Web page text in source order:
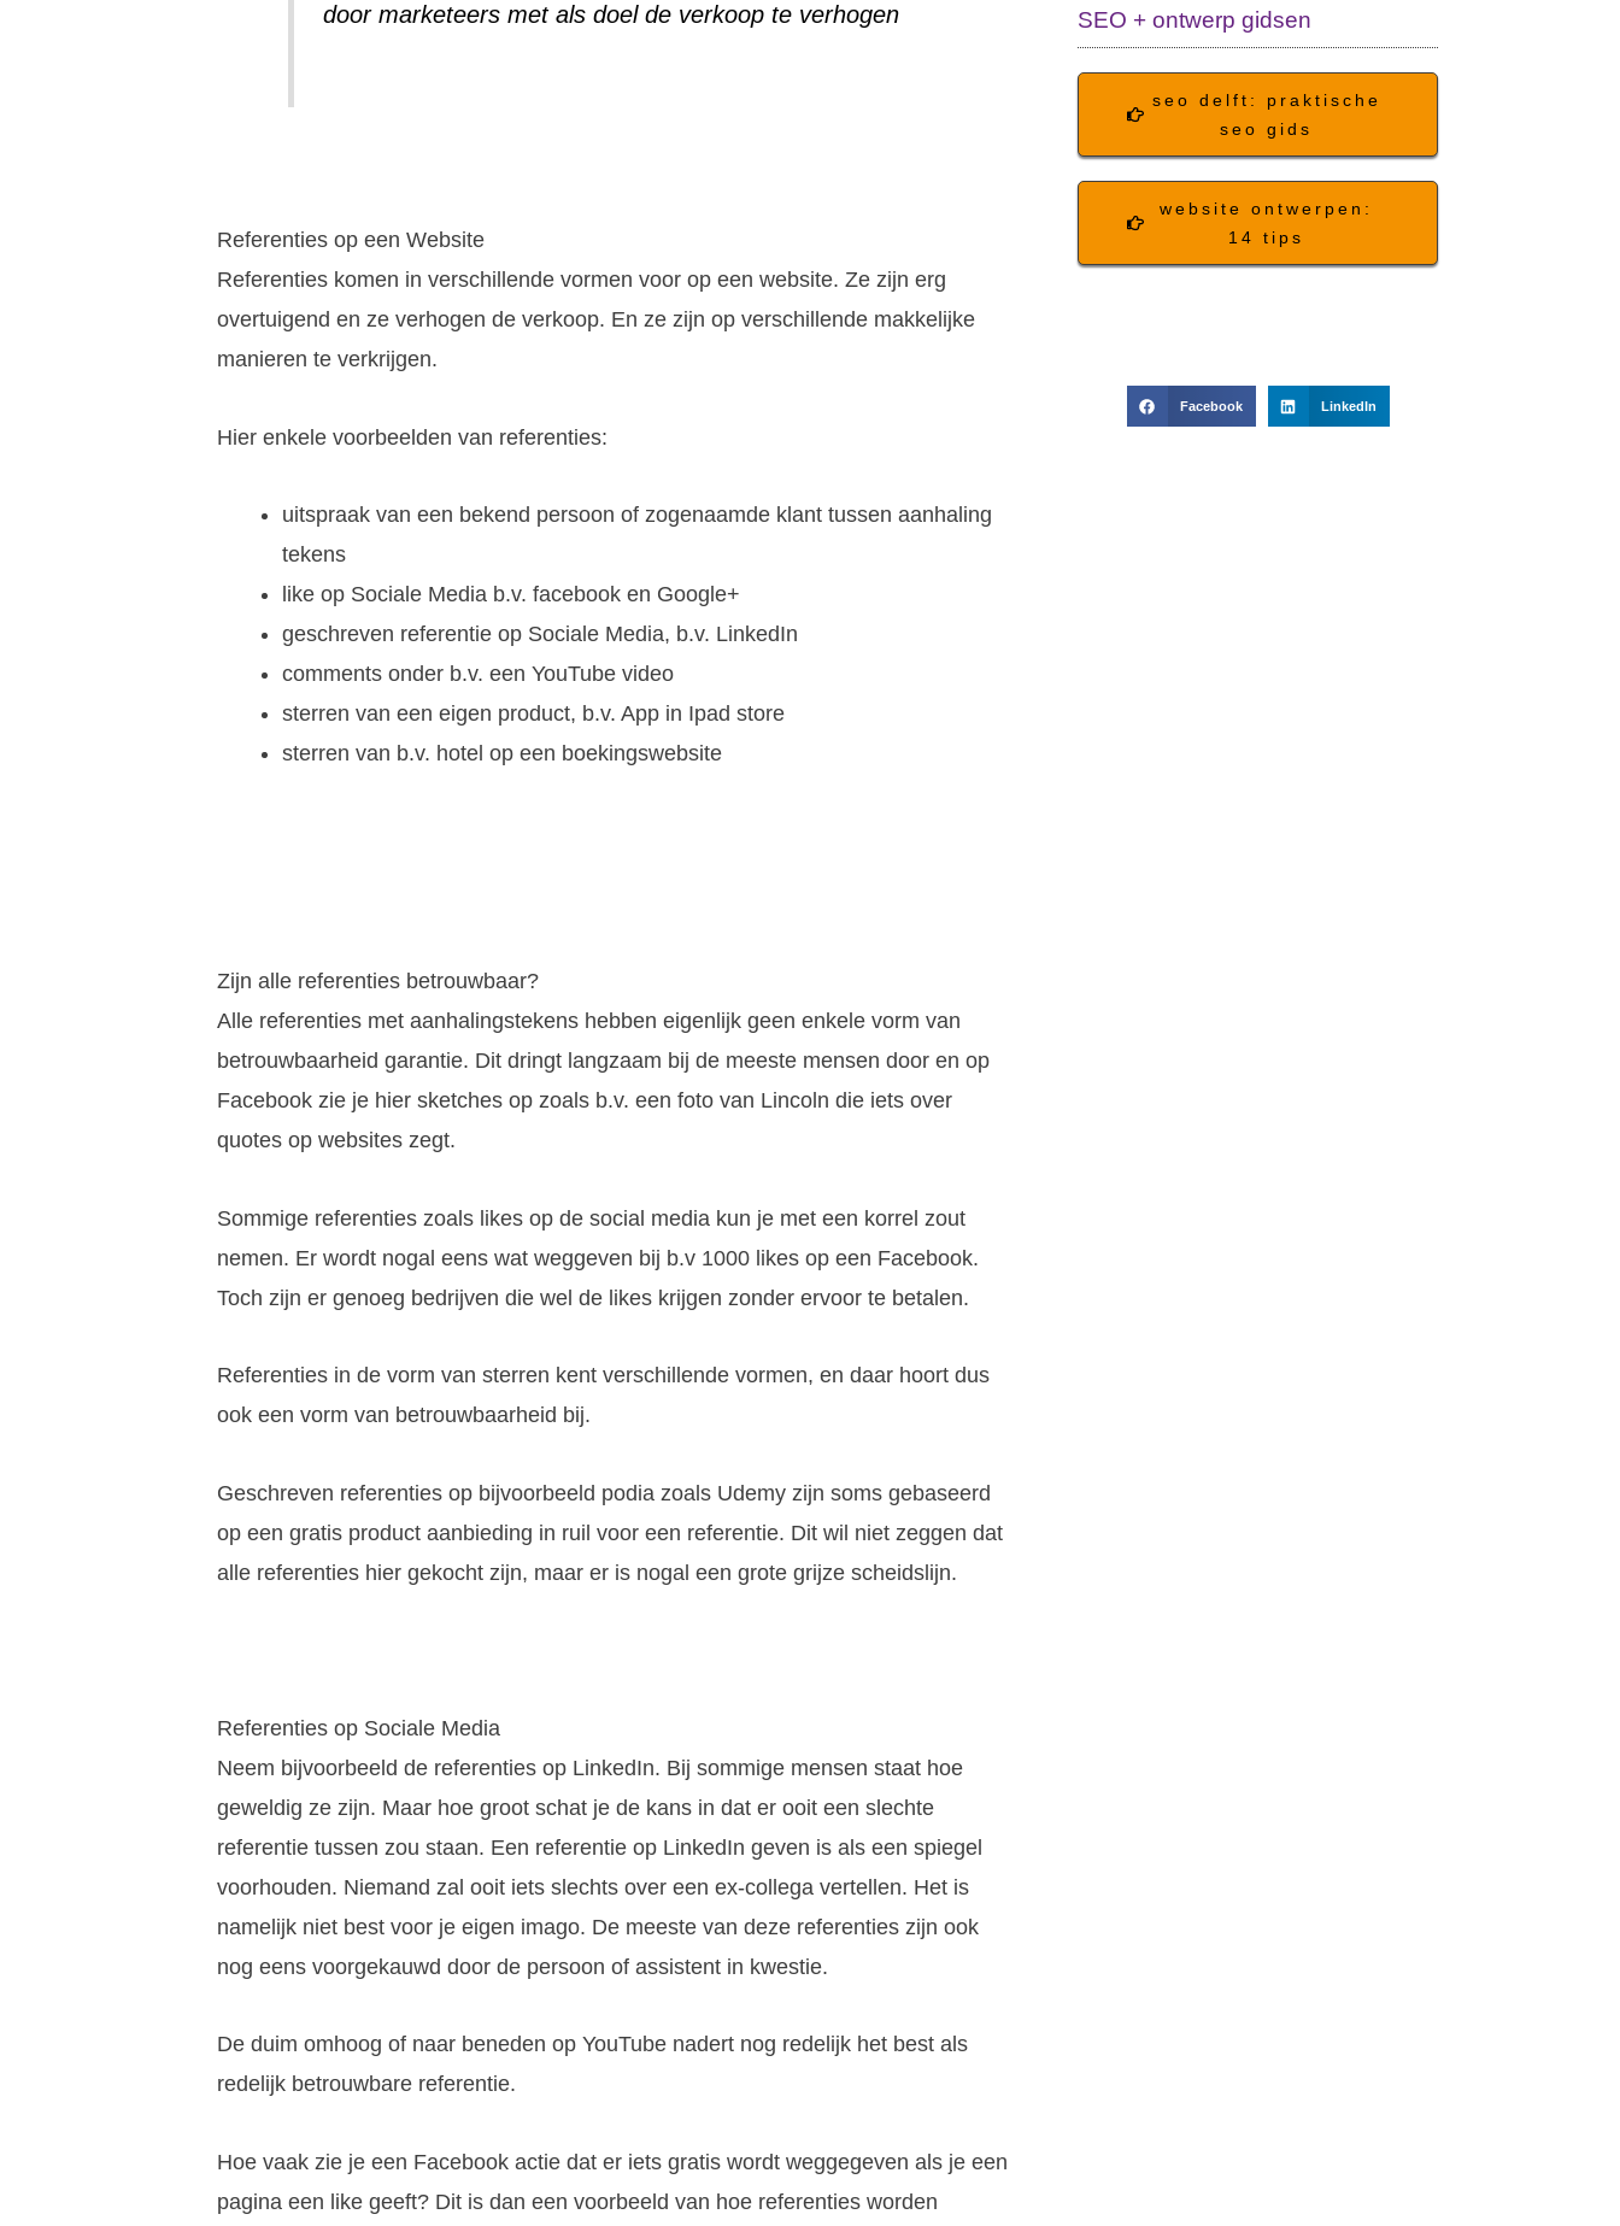
door marketeers met als doel de verkoop te verhogen
Referenties op een Website
Referenties komen in verschillende vormen voor op een website. Ze zijn erg
overtuigend en ze verhogen de verkoop. En ze zijn op verschillende makkelijke
manieren te verkrijgen.
Hier enkele voorbeelden van referenties:
uitspraak van een bekend persoon of zogenaamde klant tussen aanhaling
tekens
like op Sociale Media b.v. facebook en Google+
geschreven referentie op Sociale Media, b.v. LinkedIn
comments onder b.v. een YouTube video
sterren van een eigen product, b.v. App in Ipad store
sterren van b.v. hotel op een boekingswebsite
Zijn alle referenties betrouwbaar?
Alle referenties met aanhalingstekens hebben eigenlijk geen enkele vorm van
betrouwbaarheid garantie. Dit dringt langzaam bij de meeste mensen door en op
Facebook zie je hier sketches op zoals b.v. een foto van Lincoln die iets over
quotes op websites zegt.
Sommige referenties zoals likes op de social media kun je met een korrel zout
nemen. Er wordt nogal eens wat weggeven bij b.v 1000 likes op een Facebook.
Toch zijn er genoeg bedrijven die wel de likes krijgen zonder ervoor te betalen.
Referenties in de vorm van sterren kent verschillende vormen, en daar hoort dus
ook een vorm van betrouwbaarheid bij.
Geschreven referenties op bijvoorbeeld podia zoals Udemy zijn soms gebaseerd
op een gratis product aanbieding in ruil voor een referentie. Dit wil niet zeggen dat
alle referenties hier gekocht zijn, maar er is nogal een grote grijze scheidslijn.
Referenties op Sociale Media
Neem bijvoorbeeld de referenties op LinkedIn. Bij sommige mensen staat hoe
geweldig ze zijn. Maar hoe groot schat je de kans in dat er ooit een slechte
referentie tussen zou staan. Een referentie op LinkedIn geven is als een spiegel
voorhouden. Niemand zal ooit iets slechts over een ex-collega vertellen. Het is
namelijk niet best voor je eigen imago. De meeste van deze referenties zijn ook
nog eens voorgekauwd door de persoon of assistent in kwestie.
De duim omhoog of naar beneden op YouTube nadert nog redelijk het best als
redelijk betrouwbare referentie.
Hoe vaak zie je een Facebook actie dat er iets gratis wordt weggegeven als je een
pagina een like geeft? Dit is dan een voorbeeld van hoe referenties worden
SEO + ontwerp gidsen
seo delft: praktische
seo gids
website ontwerpen:
14 tips
Facebook LinkedIn